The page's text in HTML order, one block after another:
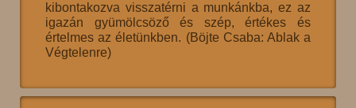
kibontakozva visszatérni a munkánkba, ez az
igazán gyümölcsöző és szép, értékes és
értelmes az életünkben. (Böjte Csaba: Ablak a
Végtelenre)